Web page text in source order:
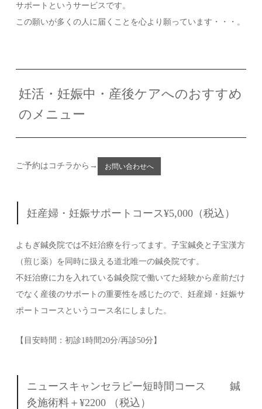
サポートというサービスです。
この願いが多くの人に届くことを心より願っています・・・。
妊活・妊娠中・産後ケアへのおすすめ
のメニュー
ご予約はコチラから→ お問い合わせへ
妊産婦・妊娠サポートコース¥5,000（税込）
よもぎ鍼灸院では不妊治療を行ってます。子宝鍼灸と子宝漢方
（煎じ薬）を同時に扱える道北唯一の鍼灸院です。
不妊治療に力を入れている鍼灸院で働いてた経験から産前だけ
でなく産後のサポートの重要性を感じたので、妊産婦・妊娠サ
ポートコースというコース名にしました。
【目安時間：初診1時間20分/再診50分】
ニュースキャンセラピー短時間コース 鍼
灸施術料＋¥2200 （税込）